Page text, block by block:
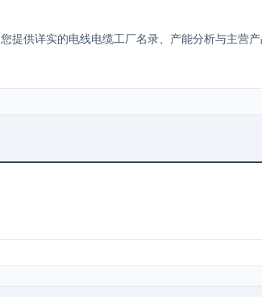
提供详实的电线电缆工厂名录、产能分析与主营